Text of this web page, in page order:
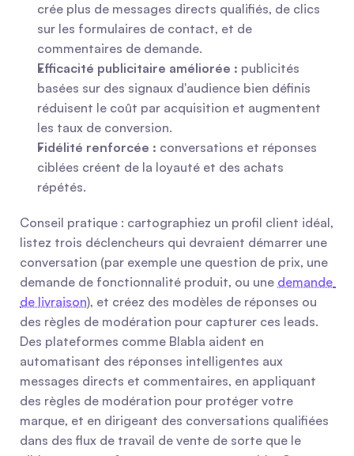
crée plus de messages directs qualifiés, de clics
sur les formulaires de contact, et de
commentaires de demande.
Efficacité publicitaire améliorée : publicités
basées sur des signaux d'audience bien définis
réduisent le coût par acquisition et augmentent
les taux de conversion.
Fidélité renforcée : conversations et réponses
ciblées créent de la loyauté et des achats
répétés.
Conseil pratique : cartographiez un profil client idéal,
listez trois déclencheurs qui devraient démarrer une
conversation (par exemple une question de prix, une
demande de fonctionnalité produit, ou une demande
de livraison), et créez des modèles de réponses ou
des règles de modération pour capturer ces leads.
Des plateformes comme Blabla aident en
automatisant des réponses intelligentes aux
messages directs et commentaires, en appliquant
des règles de modération pour protéger votre
marque, et en dirigeant des conversations qualifiées
dans des flux de travail de vente de sorte que le